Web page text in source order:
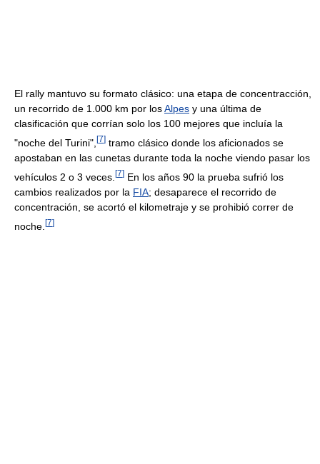
El rally mantuvo su formato clásico: una etapa de concentracción,
un recorrido de 1.000 km por losAlpes y una última de
clasificación que corrían solo los 100 mejores que incluía la
"noche del Turini", [7] tramo clásico donde los aficionados se
apostaban en las cunetas durante toda la noche viendo pasar los
vehículos 2 o 3 veces. [7] En los años 90 la prueba sufrió los
cambios realizados por la FIA; desaparece el recorrido de
concentración, se acortó el kilometraje y se prohibió correr de
noche. [7]